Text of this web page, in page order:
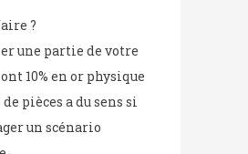
?
une partie de votre
10% en or physique
pièces a du sens si
un scénario